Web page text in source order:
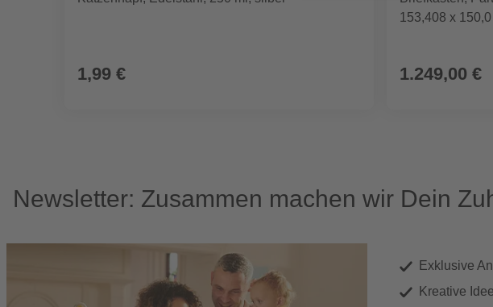
1,99 €
153,408 x
1.249,00 €
Newsletter: Zusammen machen wir Dein
Exklusive
Kreative